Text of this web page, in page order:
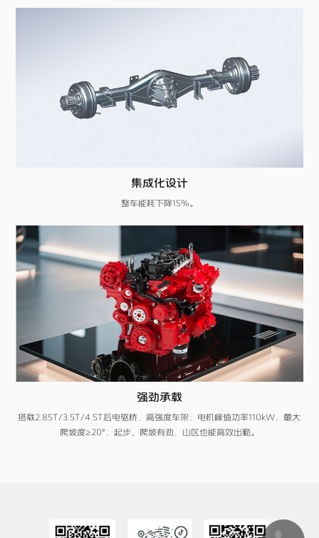
集成化设计
整车能耗下降15%。
强劲承载
搭载2.85T/3.5T/4.5T后电驱桥，高强度车架；电机峰值功率110kW，最大
爬坡度≥20°，起步、爬坡有劲，山区也能高效出勤。